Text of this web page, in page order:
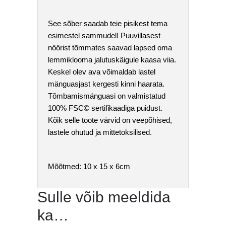
See sõber saadab teie pisikest tema
esimestel sammudel! Puuvillasest
nöörist tõmmates saavad lapsed oma
lemmiklooma jalutuskäigule kaasa viia.
Keskel olev ava võimaldab lastel
mänguasjast kergesti kinni haarata.
Tõmbamismänguasi on valmistatud
100% FSC© sertifikaadiga puidust.
Kõik selle toote värvid on veepõhised,
lastele ohutud ja mittetoksilised.
Mõõtmed: 10 x 15 x 6cm
Sulle võib meeldida
ka…